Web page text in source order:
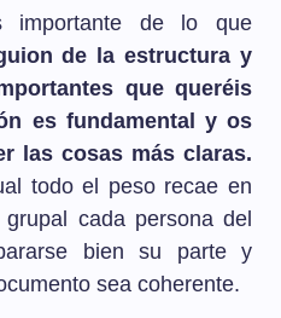
importante de lo que
de la estructura y
que queréis
es fundamental y os
las cosas más claras.
todo el peso recae en
cada persona del
bien su parte y
sea coherente.